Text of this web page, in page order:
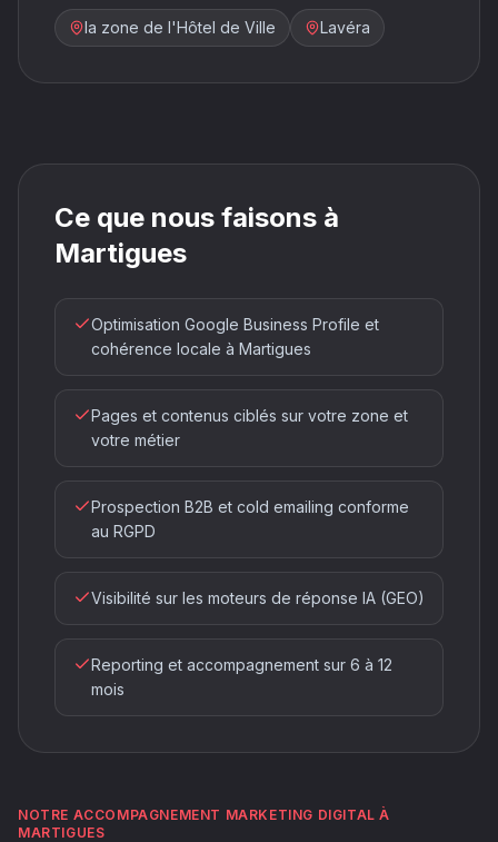
la zone de l'Hôtel de Ville Lavéra
Ce que nous faisons à
Martigues
Optimisation Google Business Profile et
cohérence locale à Martigues
Pages et contenus ciblés sur votre zone et
votre métier
Prospection B2B et cold emailing conforme
au RGPD
Visibilité sur les moteurs de réponse IA (GEO)
Reporting et accompagnement sur 6 à 12
mois
NOTRE ACCOMPAGNEMENT MARKETING DIGITAL À
MARTIGUES